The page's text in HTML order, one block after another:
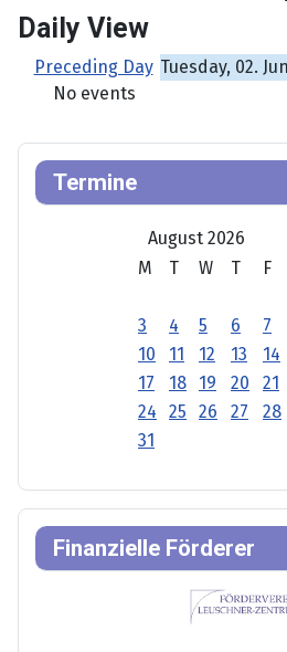
Daily View
Preceding Day Tuesday, 02.
No events
Termine
August 2026
M
T W T F
3
4 5 6 7
10
11 12 13 14
17
18 19 20 21
24
25 26 27 28
31
Finanzielle Förderer